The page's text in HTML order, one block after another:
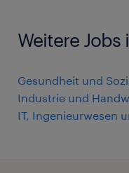
Weitere
Gesundheit und
Industrie und
IT, Ingenieurwesen